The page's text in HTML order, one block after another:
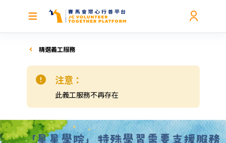
精選義工服務
注意：
此義工服務不再存在